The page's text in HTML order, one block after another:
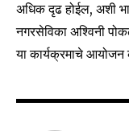
To subscribe,
or click the
your privacy and
अधिक दृढ होईल, अशी
नगरसेविका अश्विनी
या कार्यक्रमाचे